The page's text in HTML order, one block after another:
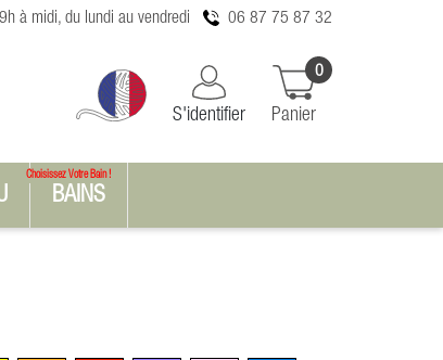
à midi, du lundi au vendredi 06 87 75 87 32
S'identifier Panier
0
BAINS
Choisissez Votre Bain !